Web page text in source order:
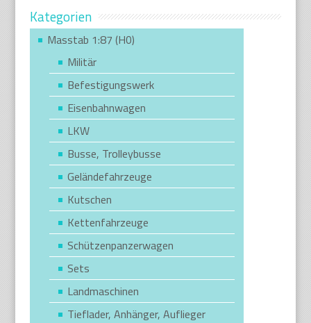
Kategorien
Masstab 1:87 (H0)
Militär
Befestigungswerk
Eisenbahnwagen
LKW
Busse, Trolleybusse
Geländefahrzeuge
Kutschen
Kettenfahrzeuge
Schützenpanzerwagen
Sets
Landmaschinen
Tieflader, Anhänger, Auflieger